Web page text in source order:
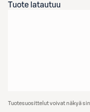
Tuote latautuu
Tuotesuosittelut voivat näkyä